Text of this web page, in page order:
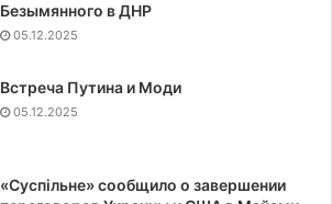
Безымянного в ДНР
05.12.2025
Встреча Путина и Моди
05.12.2025
«Суспiльне» сообщило о завершении